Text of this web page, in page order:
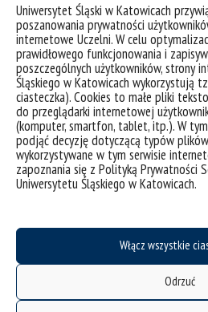
Uniwersytet Śląski w Katowicach
poszanowania prywatności
internetowe Uczelni. W celu
prawidłowego funkcjonowania i
poszczególnych użytkowników, strony
Śląskiego w Katowicach wykorzystują
ciasteczka). Cookies to małe pliki
do przeglądarki internetowej
(komputer, smartfon, tablet, itp.). W
podjąć decyzję dotyczącą typów
wykorzystywane w tym serwisie
zapoznania się z Polityką Prywatności
Uniwersytetu Śląskiego w Katowicach.
Włącz wszystkie
Odrzuć
Msza żałobna
11 grudnia 2024
w Parafii Ścięcia Św.
Mysłowice, ul.